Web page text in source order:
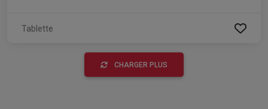
Tablette
CHARGER PLUS